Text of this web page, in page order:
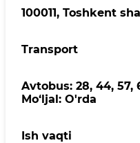
100011, Toshkent
Transport
Avtobus: 28, 44, 57,
Mo‘ljal: O'rda
Ish vaqti